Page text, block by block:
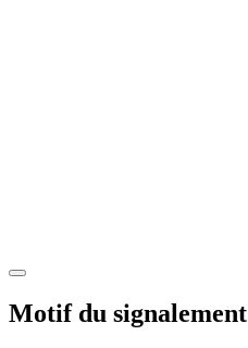
Motif du signalement